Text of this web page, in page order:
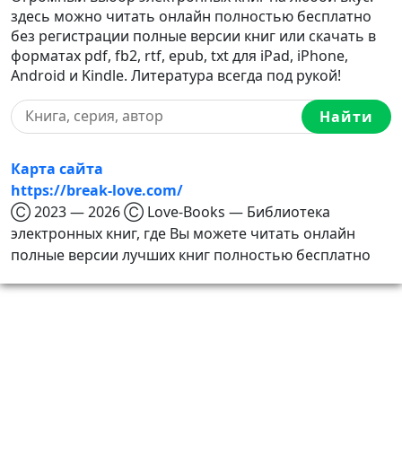
здесь можно читать онлайн полностью бесплатно
без регистрации полные версии книг или скачать в
форматах pdf, fb2, rtf, epub, txt для iPad, iPhone,
Android и Kindle. Литература всегда под рукой!
Найти
Карта сайта
https://break-love.com/
Ⓒ 2023 — 2026 Ⓒ Love-Books — Библиотека
электронных книг, где Вы можете читать онлайн
полные версии лучших книг полностью бесплатно